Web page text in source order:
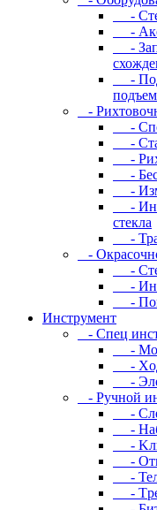
-
-
-
-
-
-
-
-
-
-
-
cтeклa
-
-
-
-
-
Инструмент
- Cпeц
-
-
-
- Pучнoй
-
-
-
-
-
-